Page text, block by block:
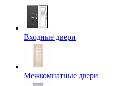
Входные двери
Межкомнатные двери